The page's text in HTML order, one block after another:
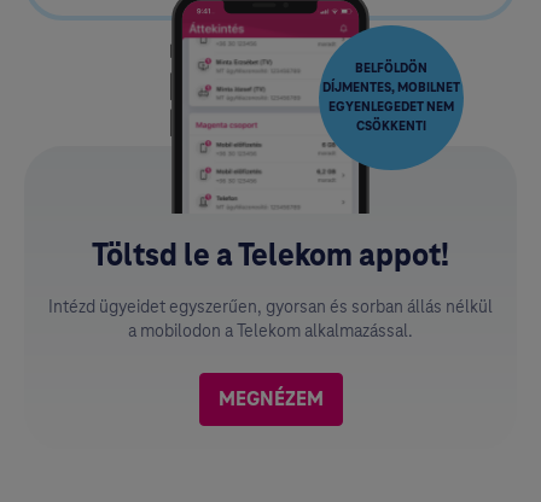
BELFÖLDÖN
DÍJMENTES, MOBILNET
EGYENLEGEDET NEM
CSÖKKENTI
Töltsd le a Telekom appot!
Intézd ügyeidet egyszerűen, gyorsan és sorban állás nélkül
a mobilodon a Telekom alkalmazással.
MEGNÉZEM